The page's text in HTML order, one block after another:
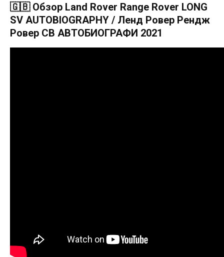
🇬🇧 Обзор Land Rover Range Rover LONG
SV AUTOBIOGRAPHY / Ленд Ровер Рендж
Ровер СВ АВТОБИОГРАФИ 2021